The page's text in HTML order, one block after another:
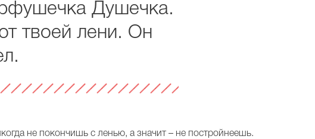
Душечка.
твоей лени. Он
не покончишь с ленью, а значит – не постройнеешь.